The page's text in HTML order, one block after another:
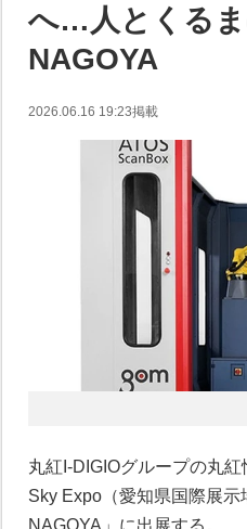
へ…人とくる
NAGOYA
2026.06.16 19:23掲載
丸紅I-DIGIOグループの丸
Sky Expo（愛知県国際展